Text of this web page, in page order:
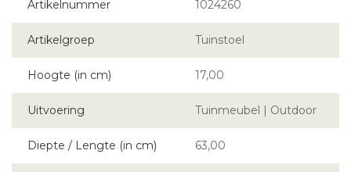
Artikelnummer 1024260
Artikelgroep Tuinstoel
Hoogte (in cm) 17,00
Uitvoering Tuinmeubel | Outdoor
Diepte / Lengte (in cm) 63,00